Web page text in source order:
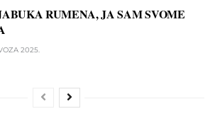
RUMENA, JA SAM SVOME
2025.